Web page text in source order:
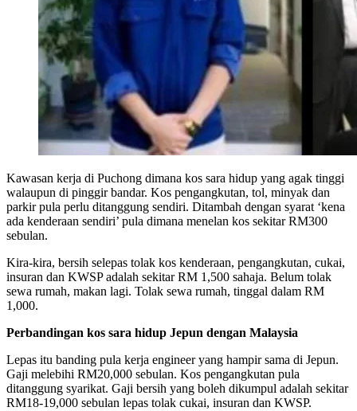
Kawasan kerja di Puchong dimana kos sara hidup yang agak tinggi
walaupun di pinggir bandar. Kos pengangkutan, tol, minyak dan
parkir pula perlu ditanggung sendiri. Ditambah dengan syarat ‘kena
ada kenderaan sendiri’ pula dimana menelan kos sekitar RM300
sebulan.
Kira-kira, bersih selepas tolak kos kenderaan, pengangkutan, cukai,
insuran dan KWSP adalah sekitar RM 1,500 sahaja. Belum tolak
sewa rumah, makan lagi. Tolak sewa rumah, tinggal dalam RM
1,000.
Perbandingan kos sara hidup Jepun dengan Malaysia
Lepas itu banding pula kerja engineer yang hampir sama di Jepun.
Gaji melebihi RM20,000 sebulan. Kos pengangkutan pula
ditanggung syarikat. Gaji bersih yang boleh dikumpul adalah sekitar
RM18-19,000 sebulan lepas tolak cukai, insuran dan KWSP.